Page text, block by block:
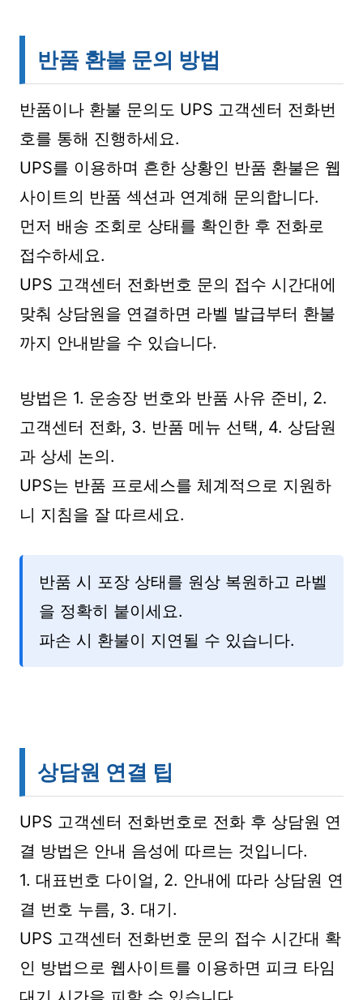
반품 환불 문의 방법
반품이나 환불 문의도 UPS 고객센터 전화번
호를 통해 진행하세요.
UPS를 이용하며 흔한 상황인 반품 환불은 웹
사이트의 반품 섹션과 연계해 문의합니다.
먼저 배송 조회로 상태를 확인한 후 전화로
접수하세요.
UPS 고객센터 전화번호 문의 접수 시간대에
맞춰 상담원을 연결하면 라벨 발급부터 환불
까지 안내받을 수 있습니다.
방법은 1. 운송장 번호와 반품 사유 준비, 2.
고객센터 전화, 3. 반품 메뉴 선택, 4. 상담원
과 상세 논의.
UPS는 반품 프로세스를 체계적으로 지원하
니 지침을 잘 따르세요.
반품 시 포장 상태를 원상 복원하고 라벨
을 정확히 붙이세요.
파손 시 환불이 지연될 수 있습니다.
상담원 연결 팁
UPS 고객센터 전화번호로 전화 후 상담원 연
결 방법은 안내 음성에 따르는 것입니다.
1. 대표번호 다이얼, 2. 안내에 따라 상담원 연
결 번호 누름, 3. 대기.
UPS 고객센터 전화번호 문의 접수 시간대 확
인 방법으로 웹사이트를 이용하면 피크 타임